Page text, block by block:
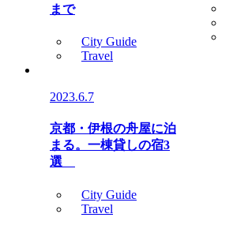
まで
City Guide
Travel
2023.6.7
京都・伊根の舟屋に泊
まる。一棟貸しの宿3
選
City Guide
Travel